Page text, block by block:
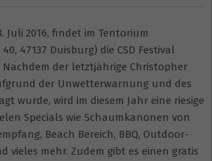
Juli 2016, findet im Tentorium
47137 Duisburg) die CSD Festival
der letztjährige Christopher
der Unwetterwarnung und des
wurde, wird im diesem Jahr eine riesige
Specials wie Schaumkanonen von
Beach Bereich, BBQ, Outdoor-
vieles mehr. Zudem gibt es einen gratis